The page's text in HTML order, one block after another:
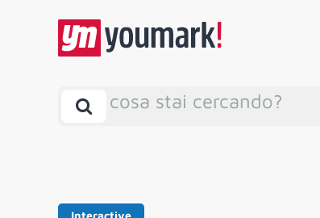
cosa stai cercando?
Interactive